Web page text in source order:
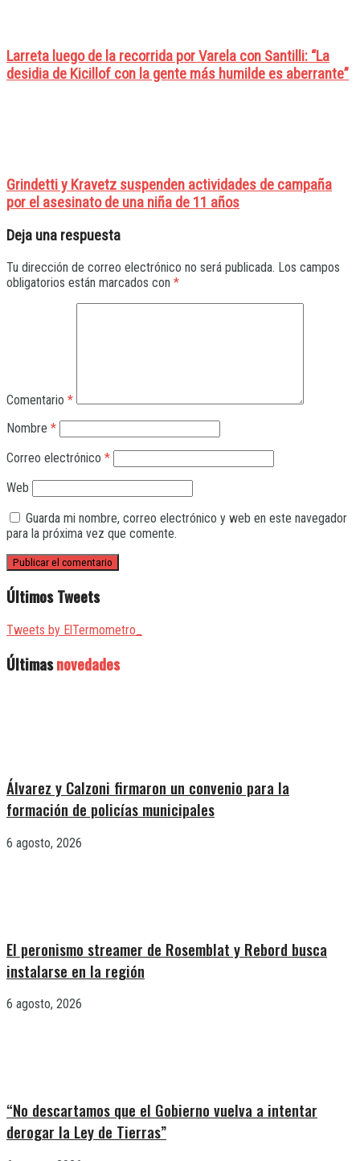
Larreta luego de la recorrida por Varela con Santilli: “La
desidia de Kicillof con la gente más humilde es aberrante”
Grindetti y Kravetz suspenden actividades de campaña
por el asesinato de una niña de 11 años
Deja una respuesta
Tu dirección de correo electrónico no será publicada. Los campos
obligatorios están marcados con *
Comentario *
Nombre *
Correo electrónico *
Web
Guarda mi nombre, correo electrónico y web en este navegador
para la próxima vez que comente.
Últimos Tweets
Tweets by ElTermometro_
Últimasnovedades
Álvarez y Calzoni firmaron un convenio para la
formación de policías municipales
6 agosto, 2026
El peronismo streamer de Rosemblat y Rebord busca
instalarse en la región
6 agosto, 2026
“No descartamos que el Gobierno vuelva a intentar
derogar la Ley de Tierras”